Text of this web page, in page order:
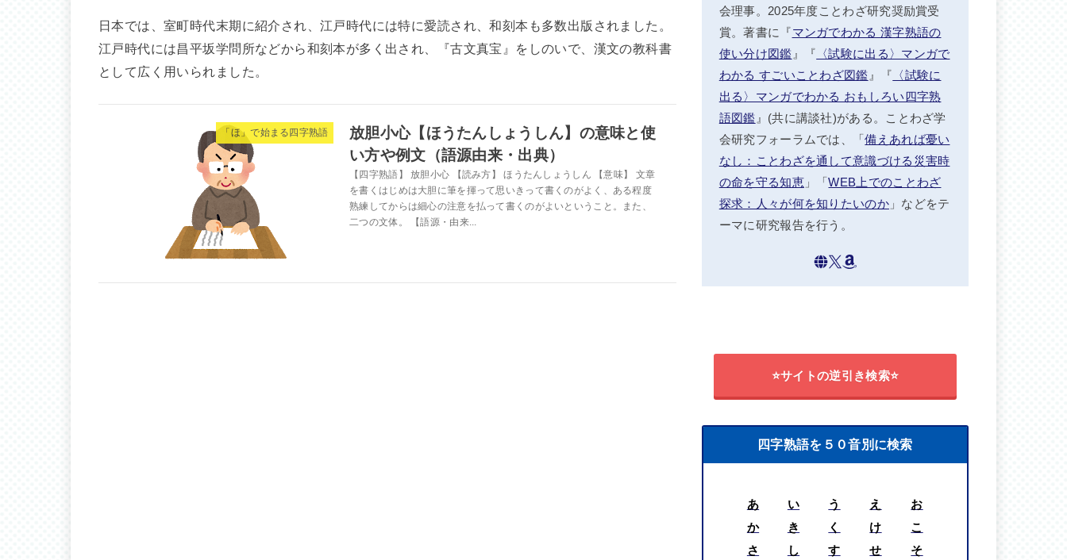
日本では、室町時代末期に紹介され、江戸時代には特に愛読され、和刻本も多数出版されました。
江戸時代には昌平坂学問所などから和刻本が多く出され、『古文真宝』をしのいで、漢文の教科書
として広く用いられました。
「ほ」で始まる四字熟語
放胆小心【ほうたんしょうしん】の意味と使
い方や例文（語源由来・出典）
【四字熟語】 放胆小心 【読み方】 ほうたんしょうしん 【意味】 文章
を書くはじめは大胆に筆を揮って思いきって書くのがよく、ある程度
熟練してからは細心の注意を払って書くのがよいということ。また、
二つの文体。 【語源・由来...
会理事。2025年度ことわざ研究奨励賞受
賞。著書に『マンガでわかる 漢字熟語の
使い分け図鑑 』『 〈試験に出る〉マンガで
わかる すごいことわざ図鑑 』『 〈試験に
出る〉マンガでわかる おもしろい四字熟
語図鑑 』(共に講談社)がある。ことわざ学
会研究フォーラムでは、「備えあれば憂い
なし：ことわざを通して意識づける災害時
の命を守る知恵」「WEB上でのことわざ
探求：人々が何を知りたいのか」などをテ
ーマに研究報告を行う。
⭐サイトの逆引き検索⭐
四字熟語を５０音別に検索
あ い う え
お
か
き く け
こ
さ
し す せ
そ